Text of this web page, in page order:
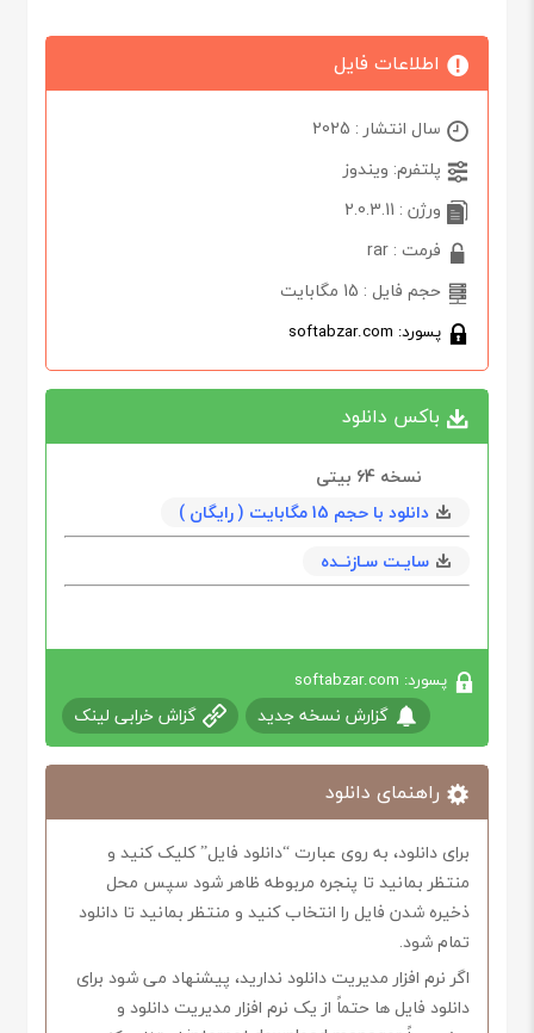
اطلاعات فایل
سال انتشار : 2025
پلتفرم: ویندوز
ورژن : 2.0.3.11
فرمت : rar
حجم فایل : 15 مگابایت
پسورد: softabzar.com
باکس دانلود
نسخه 64 بیتی
دانلود با حجم 15 مگابایت ( رایگان )
سایـت سـازنــده
پسورد: softabzar.com
گزارش نسخه جدید گزاش خرابی لینک
راهنمای دانلود
برای دانلود، به روی عبارت “دانلود فایل” کلیک کنید و
منتظر بمانید تا پنجره مربوطه ظاهر شود سپس محل
ذخیره شدن فایل را انتخاب کنید و منتظر بمانید تا دانلود
تمام شود.
اگر نرم افزار مدیریت دانلود ندارید، پیشنهاد می شود برای
دانلود فایل ها حتماً از یک نرم افزار مدیریت دانلود و